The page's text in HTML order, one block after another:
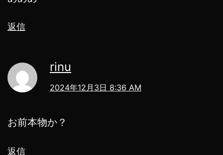
返信
rinu
2024年12月3日 8:36 AM
お前本物か？
返信